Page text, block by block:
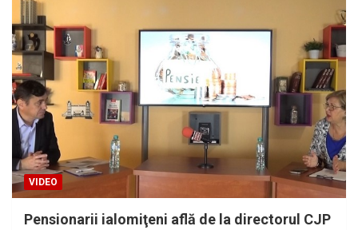
VIDEO
Pensionarii ialomiţeni află de la directorul CJP